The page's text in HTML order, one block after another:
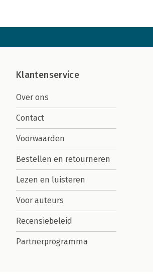
Klantenservice
Over ons
Contact
Voorwaarden
Bestellen en retourneren
Lezen en luisteren
Voor auteurs
Recensiebeleid
Partnerprogramma